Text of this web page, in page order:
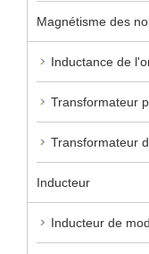
Magnétisme des
Inductance de
Transformateur
Transformateur
Inducteur
Inducteur de